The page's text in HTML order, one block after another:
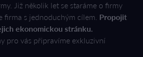
Již několik let se staráme o firmy
firma s jednoduchým cílem. Propojit
ekonomickou stránku.
pro vás připravíme exkluzivní